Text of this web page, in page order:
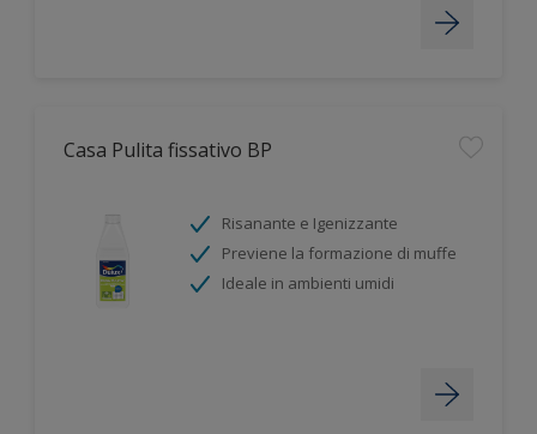
Casa Pulita fissativo BP
Risanante e Igenizzante
Previene la formazione di muffe
Ideale in ambienti umidi